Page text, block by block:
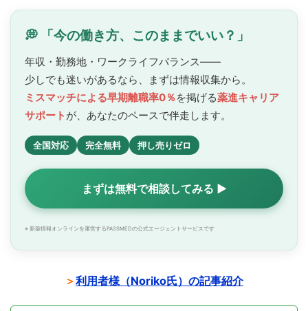
💭 「今の働き方、このままでいい？」
年収・勤務地・ワークライフバランス——
少しでも迷いがあるなら、まずは情報収集から。
ミスマッチによる早期離職率0％を掲げる薬進キャリア
サポート が、あなたのペースで伴走します。
全国対応 完全無料 押し売りゼロ
まずは無料で相談してみる ▶
※ 新薬情報オンラインを運営するPASSMEDの公式エージェントサービスです
＞利用者様（Noriko氏）の記事紹介